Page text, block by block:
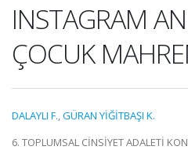
INSTAGRAM
ÇOCUK
DALAYLI F.,GÜRAN YİĞİTBAŞI K.
6. TOPLUMSAL CİNSİYET ADALETİ